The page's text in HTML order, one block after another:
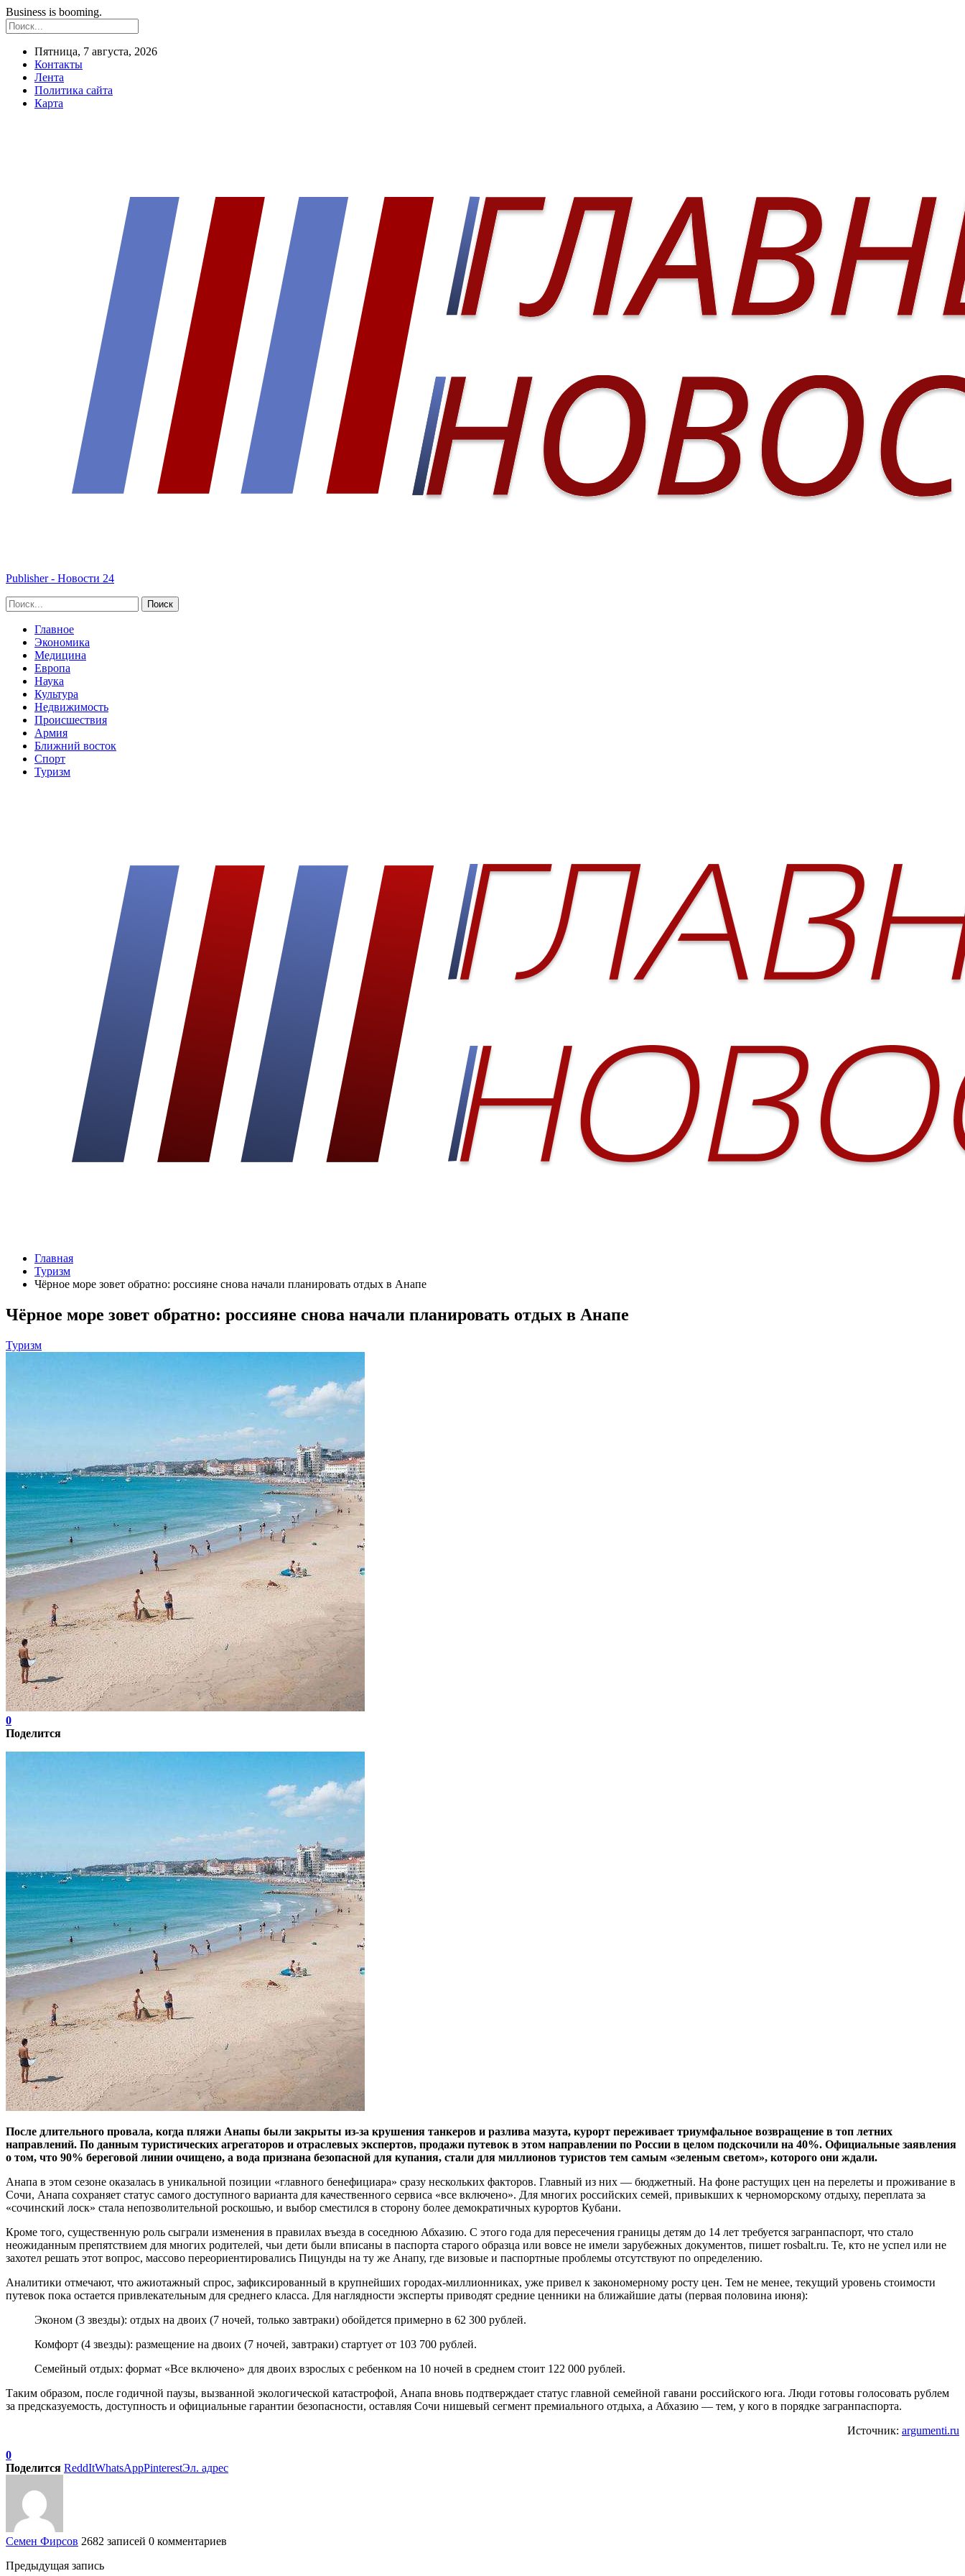
Business is booming.
Пятница, 7 августа, 2026
Контакты
Лента
Политика сайта
Карта
Publisher - Новости 24
Главное
Экономика
Медицина
Европа
Наука
Культура
Недвижимость
Происшествия
Армия
Ближний восток
Спорт
Туризм
Главная
Туризм
Чёрное море зовет обратно: россияне снова начали планировать отдых в Анапе
Чёрное море зовет обратно: россияне снова начали планировать отдых в Анапе
Туризм
0
Поделится
После длительного провала, когда пляжи Анапы были закрыты из-за крушения танкеров и разлива мазута, курорт переживает триумфальное возвращение в топ летних
направлений. По данным туристических агрегаторов и отраслевых экспертов, продажи путевок в этом направлении по России в целом подскочили на 40%. Официальные заявления
о том, что 90% береговой линии очищено, а вода признана безопасной для купания, стали для миллионов туристов тем самым «зеленым светом», которого они ждали.
Анапа в этом сезоне оказалась в уникальной позиции «главного бенефициара» сразу нескольких факторов. Главный из них — бюджетный. На фоне растущих цен на перелеты и проживание в
Сочи, Анапа сохраняет статус самого доступного варианта для качественного сервиса «все включено». Для многих российских семей, привыкших к черноморскому отдыху, переплата за
«сочинский лоск» стала непозволительной роскошью, и выбор сместился в сторону более демократичных курортов Кубани.
Кроме того, существенную роль сыграли изменения в правилах въезда в соседнюю Абхазию. С этого года для пересечения границы детям до 14 лет требуется загранпаспорт, что стало
неожиданным препятствием для многих родителей, чьи дети были вписаны в паспорта старого образца или вовсе не имели зарубежных документов, пишет rosbalt.ru. Те, кто не успел или не
захотел решать этот вопрос, массово переориентировались Пицунды на ту же Анапу, где визовые и паспортные проблемы отсутствуют по определению.
Аналитики отмечают, что ажиотажный спрос, зафиксированный в крупнейших городах-миллионниках, уже привел к закономерному росту цен. Тем не менее, текущий уровень стоимости
путевок пока остается привлекательным для среднего класса. Для наглядности эксперты приводят средние ценники на ближайшие даты (первая половина июня):
Эконом (3 звезды): отдых на двоих (7 ночей, только завтраки) обойдется примерно в 62 300 рублей.
Комфорт (4 звезды): размещение на двоих (7 ночей, завтраки) стартует от 103 700 рублей.
Семейный отдых: формат «Все включено» для двоих взрослых с ребенком на 10 ночей в среднем стоит 122 000 рублей.
Таким образом, после годичной паузы, вызванной экологической катастрофой, Анапа вновь подтверждает статус главной семейной гавани российского юга. Люди готовы голосовать рублем
за предсказуемость, доступность и официальные гарантии безопасности, оставляя Сочи нишевый сегмент премиального отдыха, а Абхазию — тем, у кого в порядке загранпаспорта.
Источник: argumenti.ru
0
Поделится ReddItWhatsAppPinterestЭл. адрес
Семен Фирсов 2682 записей 0 комментариев
Предыдущая запись